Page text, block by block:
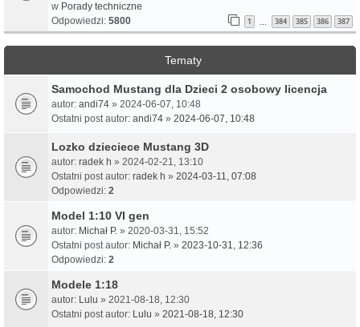
w Porady techniczne
Odpowiedzi: 5800 1 384 385 386 387
Tematy
Samochod Mustang dla Dzieci 2 osobowy licencja
autor: andi74 » 2024-06-07, 10:48
Ostatni post autor: andi74 » 2024-06-07, 10:48
Lozko dzieciece Mustang 3D
autor: radek h » 2024-02-21, 13:10
Ostatni post autor: radek h » 2024-03-11, 07:08
Odpowiedzi: 2
Model 1:10 VI gen
autor: Michał P. » 2020-03-31, 15:52
Ostatni post autor: Michał P. » 2023-10-31, 12:36
Odpowiedzi: 2
Modele 1:18
autor: Lulu » 2021-08-18, 12:30
Ostatni post autor: Lulu » 2021-08-18, 12:30